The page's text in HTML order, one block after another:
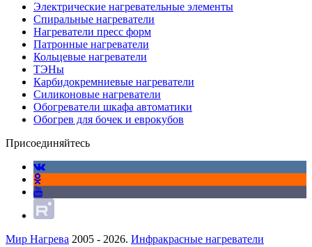
Электрические нагревательные элементы
Спиральные нагреватели
Нагреватели пресс форм
Патронные нагреватели
Кольцевые нагреватели
ТЭНы
Карбидокремниевые нагреватели
Силиконовые нагреватели
Обогреватели шкафа автоматики
Обогрев для бочек и еврокубов
Присоединяйтесь
Мир Нагрева 2005 - 2026. Инфракрасные нагреватели